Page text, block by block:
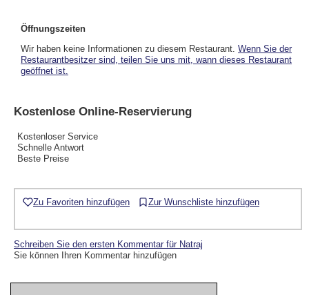
Öffnungszeiten
Wir haben keine Informationen zu diesem Restaurant. Wenn Sie der
Restaurantbesitzer sind, teilen Sie uns mit, wann dieses Restaurant
geöffnet ist.
Kostenlose Online-Reservierung
Kostenloser Service
Schnelle Antwort
Beste Preise
Zu Favoriten hinzufügen Zur Wunschliste hinzufügen
Schreiben Sie den ersten Kommentar für Natraj
Sie können Ihren Kommentar hinzufügen